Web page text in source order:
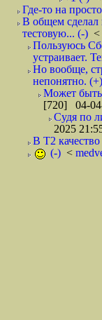
Где-то на
В общем сделал
тестовую... (-) <
Пользуюсь
устраивает.
Но вообще,
непонятно. (+)
Может быть
[720] 04-
Судя по
2025
В Т2
(-) <